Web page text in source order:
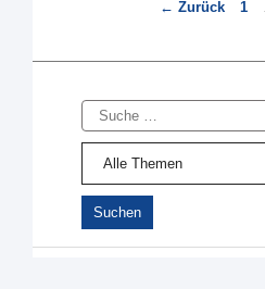
← Zurück Seite
1
Suche